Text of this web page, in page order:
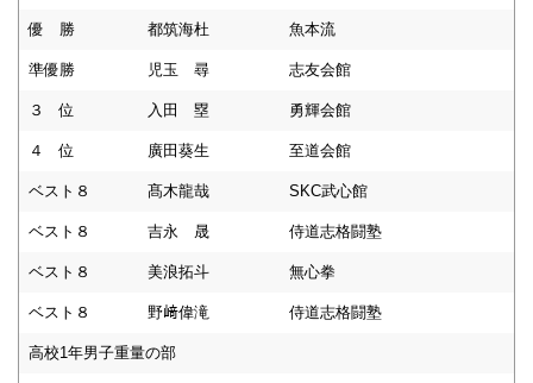
優 勝 都筑海杜 魚本流
準優勝 児玉 尋 志友会館
３ 位 入田 塁 勇輝会館
４ 位 廣田葵生 至道会館
ベスト８ 髙木龍哉 SKC武心館
ベスト８ 吉永 晟 侍道志格闘塾
ベスト８ 美浪拓斗 無心拳
ベスト８ 野﨑偉滝 侍道志格闘塾
高校1年男子重量の部